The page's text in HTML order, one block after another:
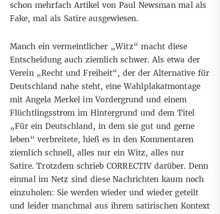
schonmehrfach Artikel von Paul Newsman mal als
Fake, mal als Satire ausgewiesen.
Manch ein vermeintlicher „Witz“ macht diese
Entscheidung auch ziemlich schwer. Als etwa der
Verein „Recht und Freiheit“, der der Alternative für
Deutschland nahe steht, eine Wahlplakatmontage
mit Angela Merkel im Vordergrund und einem
Flüchtlingsstrom im Hintergrund und dem Titel
„Für ein Deutschland, in dem sie gut und gerne
leben“ verbreitete, hieß es in den Kommentaren
ziemlich schnell, alles nur ein Witz, alles nur
Satire. Trotzdem schriebCORRECTIV darüber. Denn
einmal im Netz sind diese Nachrichten kaum noch
einzuholen: Sie werden wieder und wieder geteilt
und leider manchmal aus ihrem satirischen Kontext